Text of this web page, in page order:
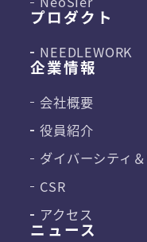
ニュース
プロダクト
NEEDLEWORK
企業情報
会社概要
役員紹介
ダイバーシティ＆
CSR
アクセス